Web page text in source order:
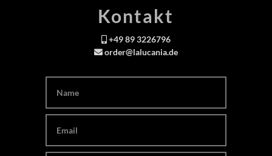
Kontakt
+49 89 3226796
order@lalucania.de